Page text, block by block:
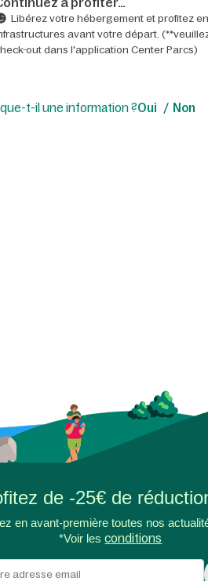
Libérez votre hébergement et profitez
avant votre départ.
out dans l'application Center Parcs)
t-il une information ?Oui Non
de -25€ de
en avant-première toutes nos
*Voir lesconditions